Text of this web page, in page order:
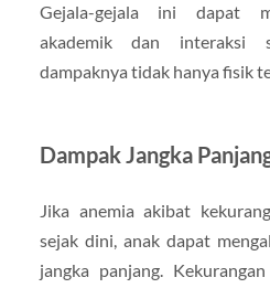
Gejala-gejala ini dapat
akademik dan interaksi
dampaknya tidak hanya fisik
Dampak Jangka
Jika anemia akibat
sejak dini, anak dapat
jangka panjang.